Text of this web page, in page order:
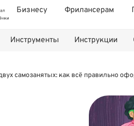
Бизнесу Фрилансерам
Инструменты Инструкции
самозанятых: как всё правильно